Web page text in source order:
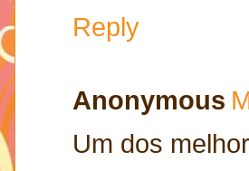
Reply
Anonymous
Um dos